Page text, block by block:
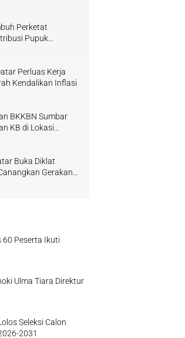
Perketat
Pupuk
Lokal
Perluas Kerja
Kendalikan Inflasi
BKKBN Sumbar
KB di Lokasi
Buka Diklat
Gerakan
60 Peserta Ikuti
Ulma Tiara Direktur
Seleksi Calon
2031